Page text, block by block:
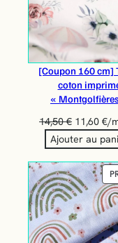
[Coupon 160 cm]
coton
«
14,50€ 11,60€/
Ajouter au